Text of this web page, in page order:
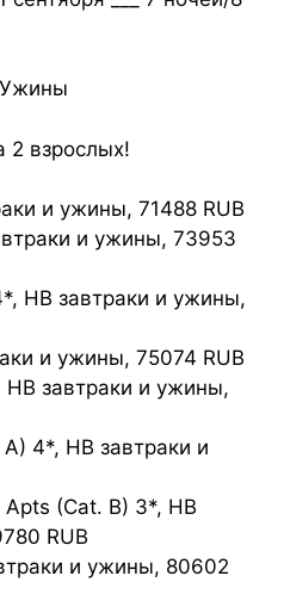
Ужины
2 взрослых!
и ужины, 71488 RUB
и ужины, 73953
HB завтраки и ужины,
и ужины, 75074 RUB
завтраки и ужины,
4*, HB завтраки и
(Cat. B) 3*, HB
RUB
и ужины, 80602